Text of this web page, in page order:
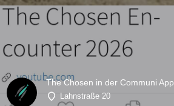
The Chosen in der Communi App
Lahnstraße 20